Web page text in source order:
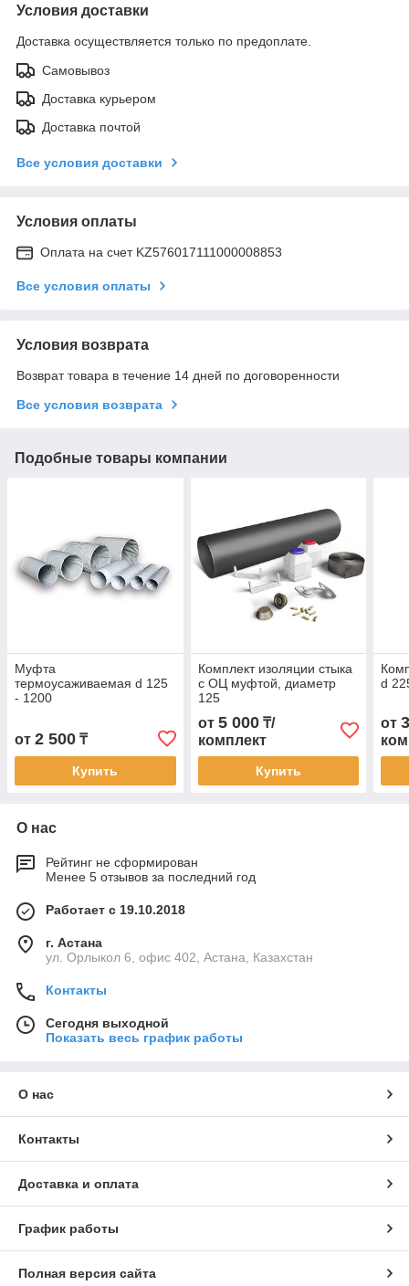
Условия доставки
Доставка осуществляется только по предоплате.
Самовывоз
Доставка курьером
Доставка почтой
Все условия доставки
Условия оплаты
Оплата на счет KZ576017111000008853
Все условия оплаты
Условия возврата
Возврат товара в течение 14 дней по договоренности
Все условия возврата
Подобные товары компании
Муфта
термоусаживаемая d 125
- 1200
от 2 500 ₸
Купить
Комплект изоляции стыка
с ОЦ муфтой, диаметр
125
от 5 000₸/
комплект
Купить
d
от
О нас
Рейтинг не сформирован
Менее 5 отзывов за последний год
Работает с 19.10.2018
г. Астана
ул. Орлыкол 6, офис 402, Астана, Казахстан
Контакты
Сегодня выходной
Показать весь график работы
О нас
Контакты
Доставка и оплата
График работы
Полная версия сайта